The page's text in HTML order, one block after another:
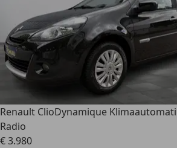
Renault ClioDynamique
Radio
€ 3.980